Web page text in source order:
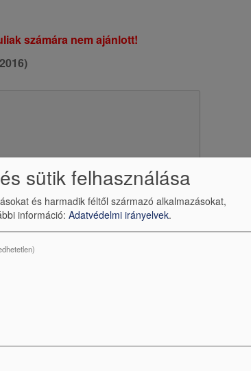
számára nem ajánlott!
betöltve?
sütik felhasználása
és harmadik féltől származó alkalmazásokat,
információ: Adatvédelmi irányelvek.